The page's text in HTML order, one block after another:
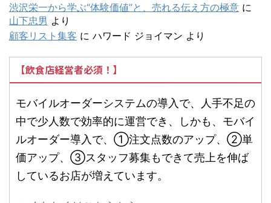
渋沢栄一から学ぶ“体験価値”と、売れる伝え方の極意 に
山下忠男 より
顧客リスト集客 に ハワード ジョイマン より
【飲食店経営者必須！】
モバイルオーダーシステムの導入で、人手不足の
中で少人数で効率的に運営でき、しかも、モバイ
ルオーダー導入で、①注文点数のアップ、②単
価アップ、③スタッフ募集もできて売上を伸ば
しているお店が増えています。